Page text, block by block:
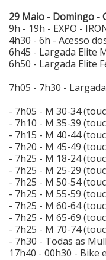
29 Maio - Domingo -
9h - 19h - EXPO -
4h30 - 6h - Acesso
6h45 - Largada Elite
6h50 - Largada Elite
7h05 - 7h30 -
- 7h05 - M 30-34
- 7h10 - M 35-39
- 7h15 - M 40-44
- 7h20 - M 45-49
- 7h25 - M 18-24
- 7h25 - M 25-29
- 7h25 - M 50-54
- 7h25 - M 55-59
- 7h25 - M 60-64
- 7h25 - M 65-69
- 7h25 - M 70-74
- 7h30 - Todas as
17h40 - 00h30 - Bike